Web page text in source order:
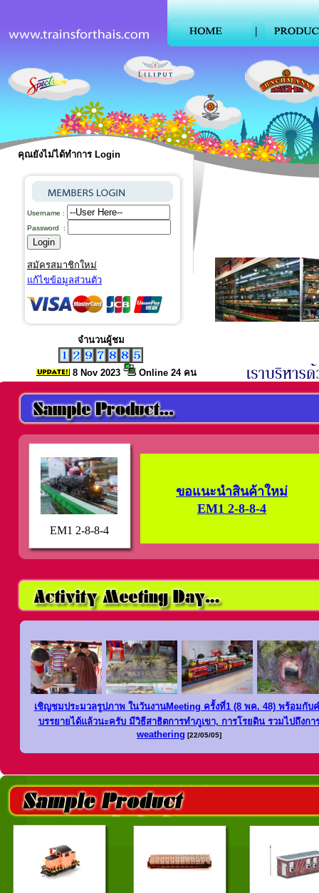
คุณยังไม่ได้ทำการ Login
Username :
Password :
สมัครสมาชิกใหม่
แก้ไขข้อมูลส่วนตัว
จำนวนผู้ชม
8 Nov 2023 Online 24 คน
ขอแนะนำสินค้าใหม่
EM1 2-8-8-4
EM1 2-8-8-4
เชิญชมประมวลรูปภาพ ในวันงานMeeting ครั้งที่1 (8 พค. 48) พร้อมกับ
บรรยายได้แล้วนะครับ มีวิธีสาธิตการทำภูเขา, การโรยดิน รวมไปถึงกา
weathering [22/05/05]